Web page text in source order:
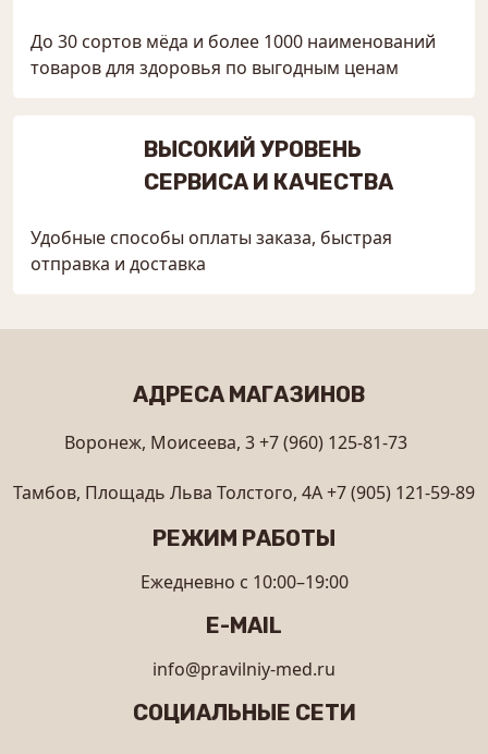
До 30 сортов мёда и более 1000 наименований
товаров для здоровья по выгодным ценам
ВЫСОКИЙ УРОВЕНЬ
СЕРВИСА И КАЧЕСТВА
Удобные способы оплаты заказа, быстрая
отправка и доставка
АДРЕСА МАГАЗИНОВ
Воронеж, Моисеева, 3+7 (960) 125-81-73
Тамбов, Площадь Льва Толстого, 4А+7 (905) 121-59-89
РЕЖИМ РАБОТЫ
Ежедневно с 10:00–19:00
E-MAIL
info@pravilniy-med.ru
СОЦИАЛЬНЫЕ СЕТИ